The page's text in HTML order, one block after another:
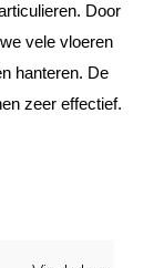
Door
vele vloeren
hanteren. De
zeer effectief.